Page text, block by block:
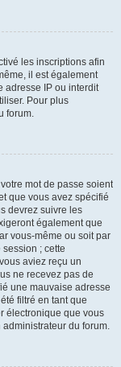
les inscriptions afin
il est également
adresse IP ou interdit
Pour plus
forum.
mot de passe soient
que vous avez spécifié
devrez suivre les
également que
vous-même ou soit par
; cette
aviez reçu un
ne recevez pas de
une mauvaise adresse
filtré en tant que
électronique que vous
du forum.